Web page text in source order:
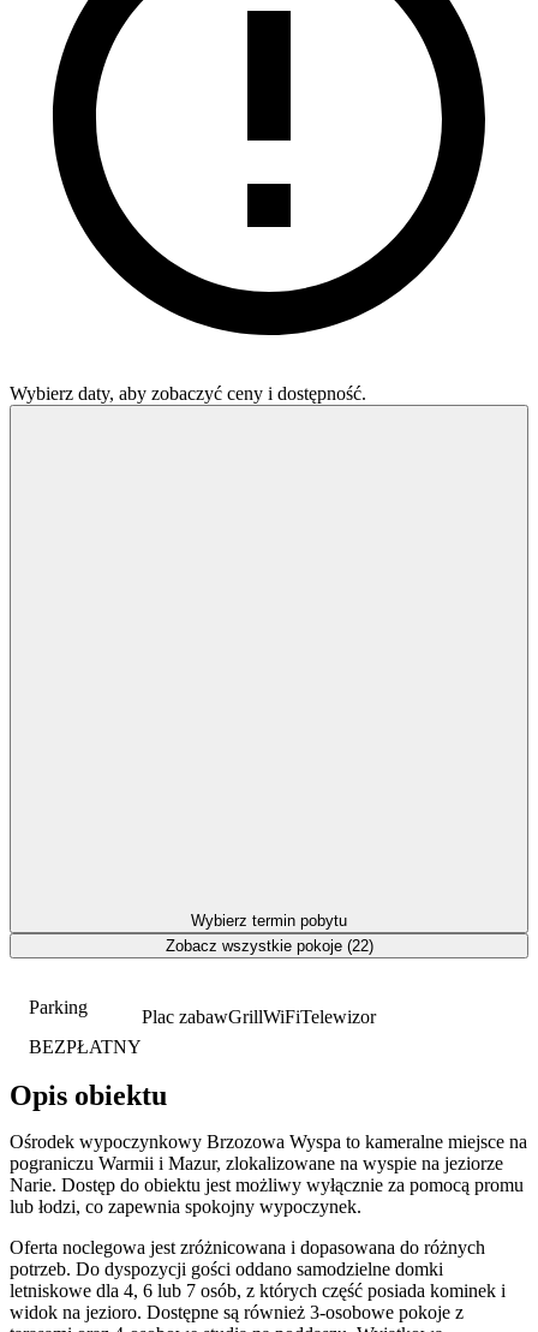
Parking
BEZPŁATNY
Plac zabawGrillWiFiTelewizor
Opis obiektu
Ośrodek wypoczynkowy Brzozowa Wyspa to kameralne miejsce na
pograniczu Warmii i Mazur, zlokalizowane na wyspie na jeziorze
Narie. Dostęp do obiektu jest możliwy wyłącznie za pomocą promu
lub łodzi, co zapewnia spokojny wypoczynek.
Oferta noclegowa jest zróżnicowana i dopasowana do różnych
potrzeb. Do dyspozycji gości oddano samodzielne domki
letniskowe dla 4, 6 lub 7 osób, z których część posiada kominek i
widok na jezioro. Dostępne są również 3-osobowe pokoje z
Wybierz daty, aby zobaczyć ceny i dostępność.
Wybierz termin pobytu
Zobacz wszystkie pokoje (22)